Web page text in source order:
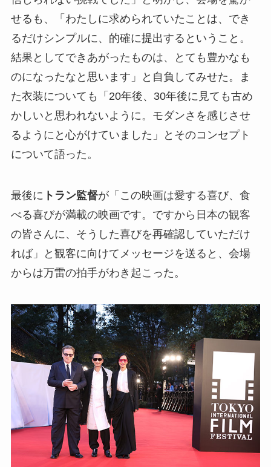
せるも、「わたしに求められていたことは、でき
るだけシンプルに、的確に提出するということ。
結果としてできあがったものは、とても豊かなも
のになったなと思います」と自負してみせた。ま
た衣装についても「20年後、30年後に見ても古め
かしいと思われないように。モダンさを感じさせ
るようにと心がけていました」とそのコンセプト
について語った。
最後に トラン監督が「この映画は愛する喜び、食
べる喜びが満載の映画です。ですから日本の観客
の皆さんに、そうした喜びを再確認していただけ
れば」と観客に向けてメッセージを送ると、会場
からは万雷の拍手がわき起こった。